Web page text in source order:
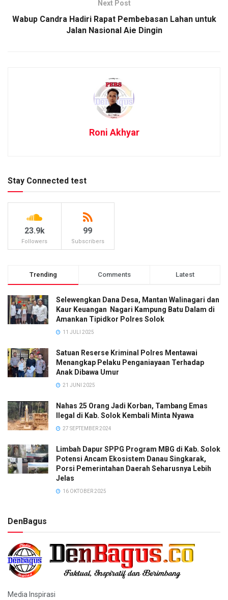
Next Post
Wabup Candra Hadiri Rapat Pembebasan Lahan untuk
Jalan Nasional Aie Dingin
Roni Akhyar
Stay Connected test
23.9k
Followers
99
Subscribers
Trending Comments Latest
Selewengkan Dana Desa, Mantan Walinagari dan
Kaur Keuangan Nagari Kampung Batu Dalam di
Amankan Tipidkor Polres Solok
11 JULI 2025
Satuan Reserse Kriminal Polres Mentawai
Menangkap Pelaku Penganiayaan Terhadap
Anak Dibawa Umur
21 JUNI 2025
Nahas 25 Orang Jadi Korban, Tambang Emas
Ilegal di Kab. Solok Kembali Minta Nyawa
27 SEPTEMBER 2024
Limbah Dapur SPPG Program MBG di Kab. Solok
Potensi Ancam Ekosistem Danau Singkarak,
Porsi Pemerintahan Daerah Seharusnya Lebih
Jelas
16 OKTOBER 2025
DenBagus
Media Inspirasi